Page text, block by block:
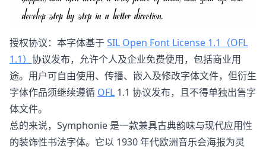
授权协议：本字体基于SIL Open Font License 1.1（OFL
1.1） 协议发布，允许个人及企业免费使用，包括商业用
途。用户可自由使用、传播、嵌入及修改字体文件，但衍生
字体作品须继续遵循 OFL 1.1 协议发布，且不得单独出售字
体文件。
总的来说，Symphonie 是一款兼具古典韵味与现代应用性
的装饰性书法字体。它以 1930 年代欧洲音乐会海报为灵